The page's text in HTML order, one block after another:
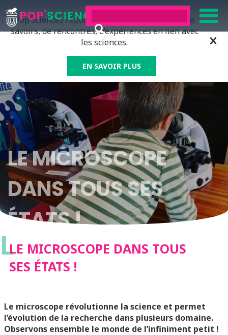
Pop’Sciences répond à tous ceux qui ont soif de
savoirs, de rencontres, d’expériences en lien avec
les sciences.
EN SAVOIR PLUS
LE MICROSCOPE
DANS TOUS SES
ÉTATS !
LLE MICROSCOPE DANS TOUS
SES ÉTATS !
Le microscope révolutionne la science et permet
l’évolution de la recherche dans plusieurs domaine.
Observons ensemble le monde de l’infiniment petit !